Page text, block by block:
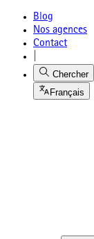
Blog
Nos agences
Contact
Chercher
Français